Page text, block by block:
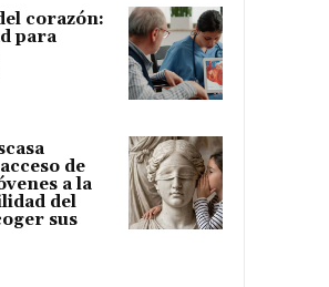
corazón:
para
de
a la
del
sus